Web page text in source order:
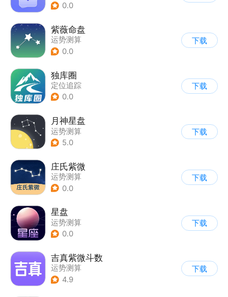
0.0
紫薇命盘
运势测算
0.0
下载
独库圈
定位追踪
0.0
下载
月神星盘
运势测算
5.0
下载
庄氏紫微
运势测算
0.0
下载
星盘
运势测算
0.0
下载
吉真紫微斗数
运势测算
4.9
下载